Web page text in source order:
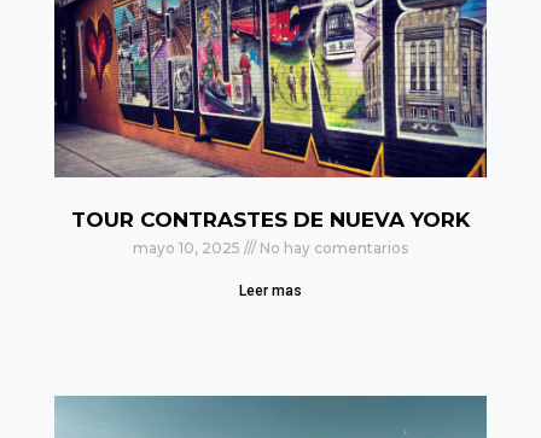
TOUR CONTRASTES DE NUEVA YORK
mayo 10, 2025 No hay comentarios
Leer mas